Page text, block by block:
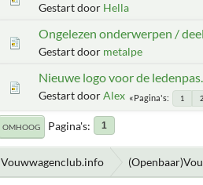
Gestart door Hella
Ongelezen onderwerpen /
Gestart door metalpe
Nieuwe logo voor de ledenpas.
Gestart doorAlex Pagina's 1 2
OMHOOG Pagina's 1
Vouwwagenclub.info